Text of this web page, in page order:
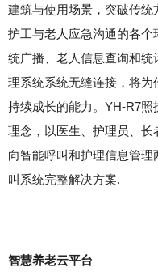
建筑与使用场景，突破传
护工与老人应急沟通的各
统广播、老人信息查询和
理系统系统无缝连接，将
持续成长的能力。YH-R7
理念，以医生、护理员、
向智能呼叫和护理信息管
叫系统完整解决方案.
智慧养老云平台